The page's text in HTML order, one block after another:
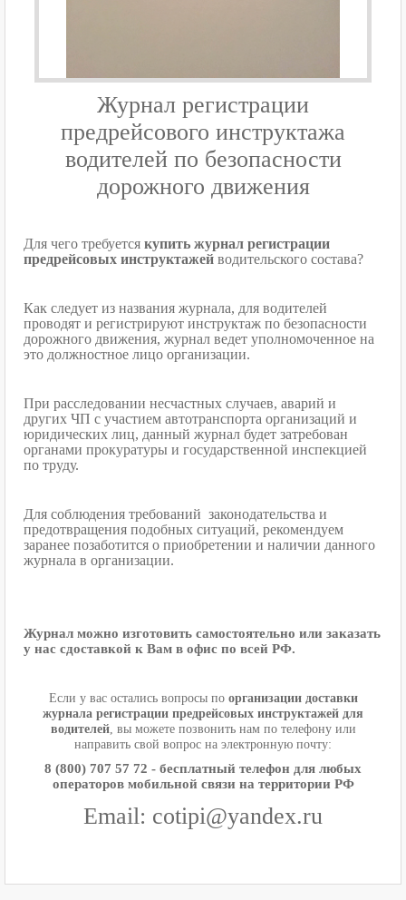
Журнал регистрации
предрейсового инструктажа
водителей по безопасности
дорожного движения
Для чего требуется купить журнал регистрации
предрейсовых инструктажей водительского состава?
Как следует из названия журнала, для водителей
проводят и регистрируют инструктаж по безопасности
дорожного движения, журнал ведет уполномоченное на
это должностное лицо организации.
При расследовании несчастных случаев, аварий и
других ЧП с участием автотранспорта организаций и
юридических лиц, данный журнал будет затребован
органами прокуратуры и государственной инспекцией
по труду.
Для соблюдения требований законодательства и
предотвращения подобных ситуаций, рекомендуем
заранее позаботится о приобретении и наличии данного
журнала в организации.
Журнал можно изготовить самостоятельно или заказать
у нас сдоставкой к Вам в офис по всей РФ.
Если у вас остались вопросы по организации доставки
журнала регистрации предрейсовых инструктажей для
водителей, вы можете позвонить нам по телефону или
направить свой вопрос на электронную почту:
8 (800) 707 57 72 - бесплатный телефон для любых
операторов мобильной связи на территории РФ
Email: cotipi@yandex.ru